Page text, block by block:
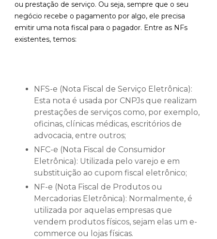
ou prestação de serviço. Ou seja, sempre que o seu
negócio recebe o pagamento por algo, ele precisa
emitir uma nota fiscal para o pagador. Entre as NFs
existentes, temos:
NFS-e (Nota Fiscal de Serviço Eletrônica):
Esta nota é usada por CNPJs que realizam
prestações de serviços como, por exemplo,
oficinas, clínicas médicas, escritórios de
advocacia, entre outros;
NFC-e (Nota Fiscal de Consumidor
Eletrônica): Utilizada pelo varejo e em
substituição ao cupom fiscal eletrônico;
NF-e (Nota Fiscal de Produtos ou
Mercadorias Eletrônica): Normalmente, é
utilizada por aquelas empresas que
vendem produtos físicos, sejam elas um e-
commerce ou lojas físicas.